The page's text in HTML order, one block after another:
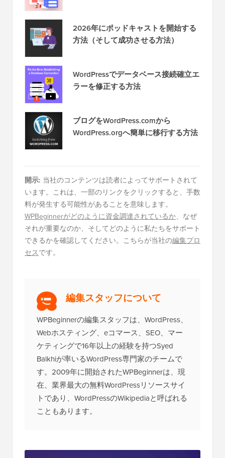
2026年にポッドキャストを開始する
方法（そして成功させる方法）
WordPressでデータベース接続確立エ
ラーを修正する方法
ブログをWordPress.comから
WordPress.orgへ簡単に移行する方法
開示: 当社のコンテンツは読者によってサポートされて
います。これは、一部のリンクをクリックすると、手数
料が発生する可能性があることを意味します。
WPBeginnerがどのように資金調達されているか、なぜ
それが重要なのか、そしてどのように私たちをサポート
できるかを確認してください。こちらが当社の編集プロ
セスです。
編集スタッフについて
WPBeginnerの編集スタッフは、WordPress、
Webホスティング、eコマース、SEO、マー
ケティングで16年以上の経験を持つSyed
Balkhiが率いるWordPress専門家のチームで
す。2009年に開始されたWPBeginnerは、現
在、業界最大の無料WordPressリソースサイ
トであり、WordPressのWikipediaと呼ばれる
こともあります。